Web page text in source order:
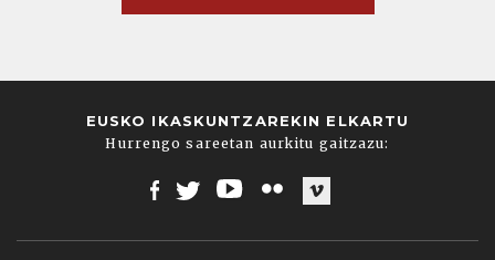
EUSKO IKASKUNTZAREKIN ELKARTU
Hurrengo sareetan aurkitu gaitzazu: